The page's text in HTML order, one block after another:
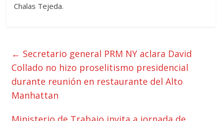
Chalas Tejeda.
← Secretario general PRM NY aclara David
Collado no hizo proselitismo presidencial
durante reunión en restaurante del Alto
Manhattan